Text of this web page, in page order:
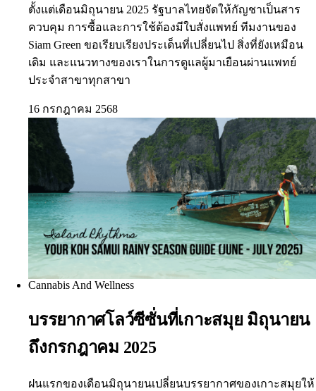
ตั้งแต่เดือนมิถุนายน 2025 รัฐบาลไทยจัดให้กัญชาเป็นสาร
ควบคุม การซื้อและการใช้ต้องมีใบสั่งแพทย์ ทีมงานของ
Siam Green ขอเรียบเรียงประเด็นที่เปลี่ยนไป สิ่งที่ยังเหมือน
เดิม และแนวทางของเราในการดูแลผู้มาเยือนผ่านแพทย์
ประจำสาขาทุกสาขา
16 กรกฎาคม 2568
Cannabis And Wellness
บรรยากาศโลว์ซีซั่นที่เกาะสมุย มิถุนายน
ถึงกรกฎาคม 2025
ฝนแรกของเดือนมิถุนายนเปลี่ยนบรรยากาศของเกาะสมุยให้